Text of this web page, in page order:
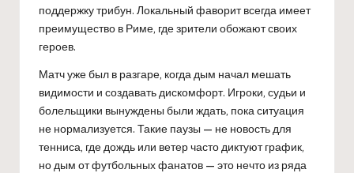
поддержку трибун. Локальный фаворит всегда имеет
преимущество в Риме, где зрители обожают своих
героев.
Матч уже был в разгаре, когда дым начал мешать
видимости и создавать дискомфорт. Игроки, судьи и
болельщики вынуждены были ждать, пока ситуация
не нормализуется. Такие паузы — не новость для
тенниса, где дождь или ветер часто диктуют график,
но дым от футбольных фанатов — это нечто из ряда